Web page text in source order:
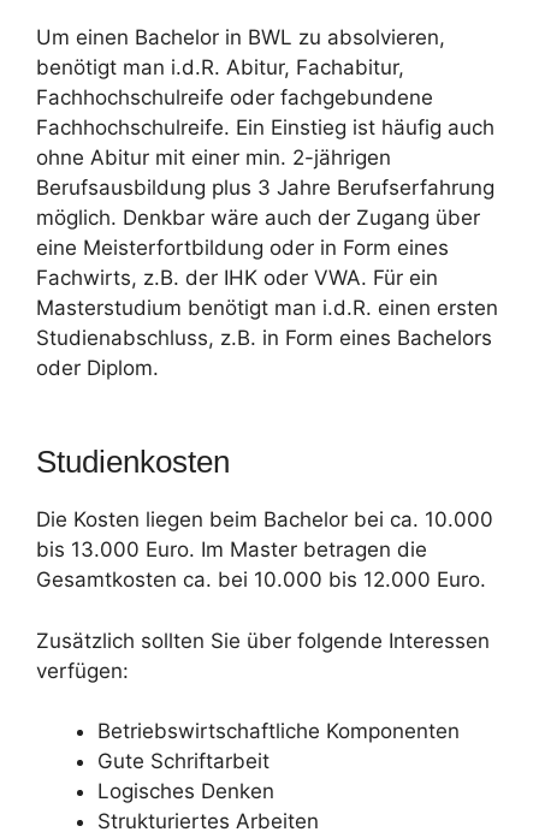
Um einen Bachelor in BWL zu absolvieren,
benötigt man i.d.R. Abitur, Fachabitur,
Fachhochschulreife oder fachgebundene
Fachhochschulreife. Ein Einstieg ist häufig auch
ohne Abitur mit einer min. 2-jährigen
Berufsausbildung plus 3 Jahre Berufserfahrung
möglich. Denkbar wäre auch der Zugang über
eine Meisterfortbildung oder in Form eines
Fachwirts, z.B. der IHK oder VWA. Für ein
Masterstudium benötigt man i.d.R. einen ersten
Studienabschluss, z.B. in Form eines Bachelors
oder Diplom.
Studienkosten
Die Kosten liegen beim Bachelor bei ca. 10.000
bis 13.000 Euro. Im Master betragen die
Gesamtkosten ca. bei 10.000 bis 12.000 Euro.
Zusätzlich sollten Sie über folgende Interessen
verfügen:
Betriebswirtschaftliche Komponenten
Gute Schriftarbeit
Logisches Denken
Strukturiertes Arbeiten